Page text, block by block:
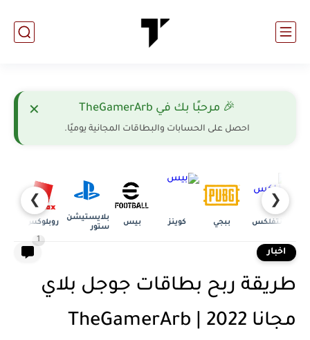
✕ 🎉 مرحبًا بك في TheGamerArb
احصل على الحسابات والبطاقات المجانية يوميًا.
❯
نتفلكس ببجي كوينز بيس
بلايستيشن
ستور
روبلوكس
❮
اخبار
1
طريقة ربح بطاقات جوجل بلاي
مجانا 2022 | TheGamerArb